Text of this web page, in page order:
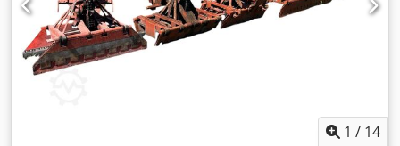
φόρτωσης και εκφόρτωσης. Επικοινωνήστε με τον Marius
Herden για περισσότερες πληροφορίες.
1 / 14